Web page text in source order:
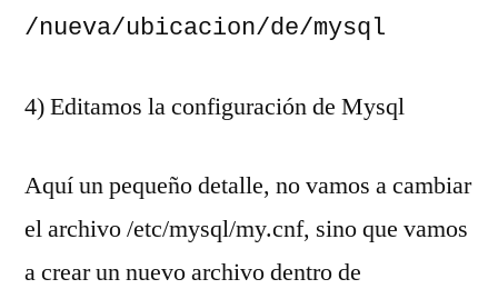
/nueva/ubicacion/de/mysql
4) Editamos la configuración de Mysql
Aquí un pequeño detalle, no vamos a cambiar
el archivo /etc/mysql/my.cnf, sino que vamos
a crear un nuevo archivo dentro de